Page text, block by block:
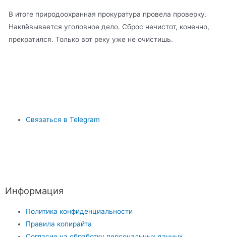
В итоге природоохранная прокуратура провела проверку.
Наклёвывается уголовное дело. Сброс нечистот, конечно,
прекратился. Только вот реку уже не очистишь.
Связаться в Telegram
Информация
Политика конфиденциальности
Правила копирайта